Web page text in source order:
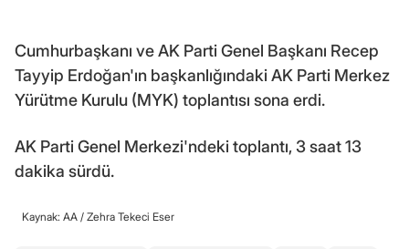
Cumhurbaşkanı ve AK Parti Genel Başkanı Recep
Tayyip Erdoğan'ın başkanlığındaki AK Parti Merkez
Yürütme Kurulu (MYK) toplantısı sona erdi.
AK Parti Genel Merkezi'ndeki toplantı, 3 saat 13
dakika sürdü.
Kaynak: AA / Zehra Tekeci Eser